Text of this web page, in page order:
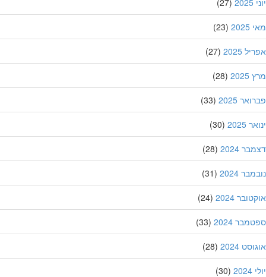
(23)
2025
(27)
(28)
2025
(33)
2025
(30)
2024
(28)
2024
(31)
2024
(24)
2024
(33)
2024
(28)
(30)